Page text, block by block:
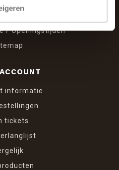
/ Openingstijden
informatie
tickets